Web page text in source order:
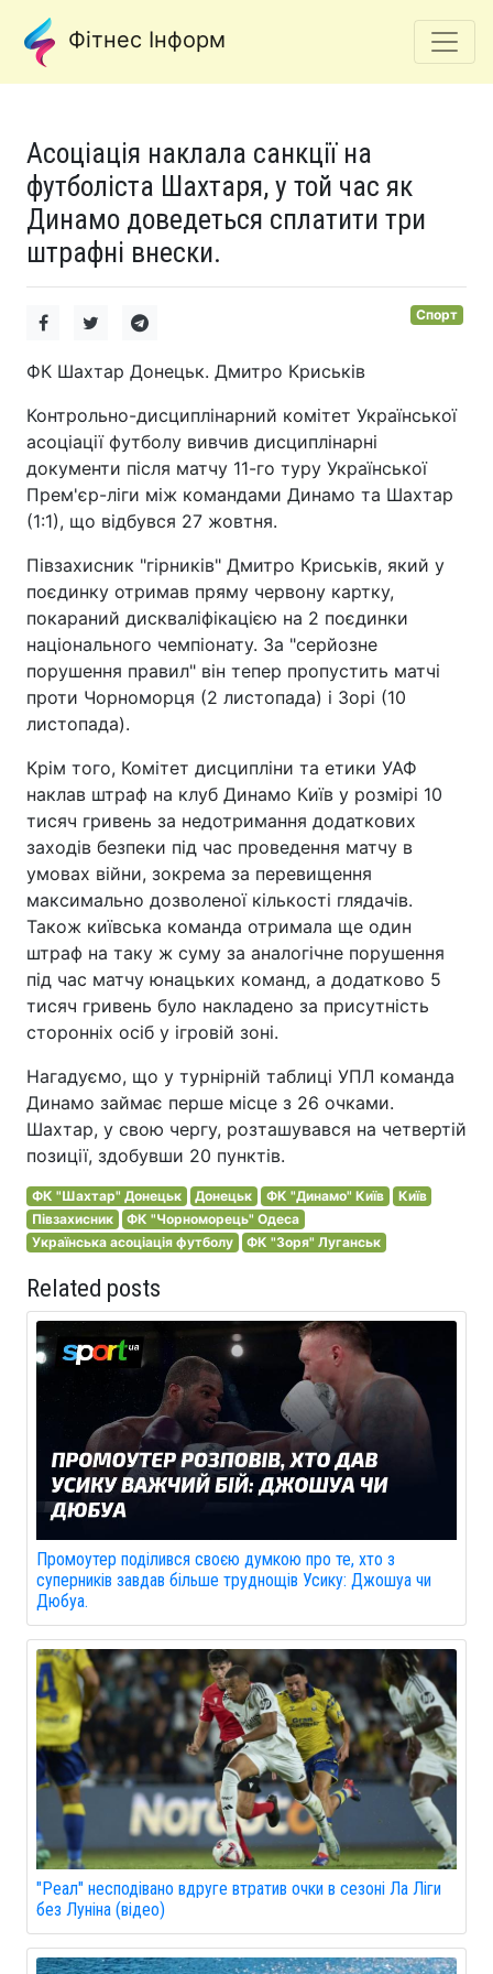
Фітнес Інформ
Асоціація наклала санкції на
футболіста Шахтаря, у той час як
Динамо доведеться сплатити три
штрафні внески.
Спорт
ФК Шахтар Донецьк. Дмитро Криськів
Контрольно-дисциплінарний комітет Української
асоціації футболу вивчив дисциплінарні
документи після матчу 11-го туру Української
Прем'єр-ліги між командами Динамо та Шахтар
(1:1), що відбувся 27 жовтня.
Півзахисник "гірників" Дмитро Криськів, який у
поєдинку отримав пряму червону картку,
покараний дискваліфікацією на 2 поєдинки
національного чемпіонату. За "серйозне
порушення правил" він тепер пропустить матчі
проти Чорноморця (2 листопада) і Зорі (10
листопада).
Крім того, Комітет дисципліни та етики УАФ
наклав штраф на клуб Динамо Київ у розмірі 10
тисяч гривень за недотримання додаткових
заходів безпеки під час проведення матчу в
умовах війни, зокрема за перевищення
максимально дозволеної кількості глядачів.
Також київська команда отримала ще один
штраф на таку ж суму за аналогічне порушення
під час матчу юнацьких команд, а додатково 5
тисяч гривень було накладено за присутність
сторонніх осіб у ігровій зоні.
Нагадуємо, що у турнірній таблиці УПЛ команда
Динамо займає перше місце з 26 очками.
Шахтар, у свою чергу, розташувався на четвертій
позиції, здобувши 20 пунктів.
ФК "Шахтар" Донецьк Донецьк ФК "Динамо" Київ
Київ
Півзахисник
ФК "Чорноморець" Одеса
Українська асоціація футболу
ФК "Зоря" Луганськ
Related posts
Промоутер поділився своєю думкою про те, хто з
суперників завдав більше труднощів Усику: Джошуа чи
Дюбуа.
"Реал" несподівано вдруге втратив очки в сезоні Ла Ліги
без Луніна (відео)